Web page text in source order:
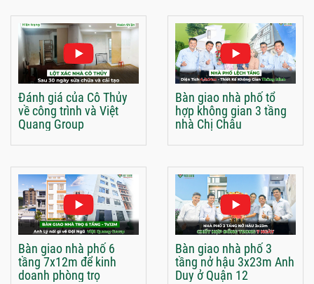
Đánh giá của Cô Thủy
về công trình và Việt
Quang Group
Bàn giao nhà phố tổ
hợp không gian 3 tầng
nhà Chị Châu
Bàn giao nhà phố 6
tầng 7x12m để kinh
doanh phòng trọ
Bàn giao nhà phố 3
tầng nở hậu 3x23m Anh
Duy ở Quận 12